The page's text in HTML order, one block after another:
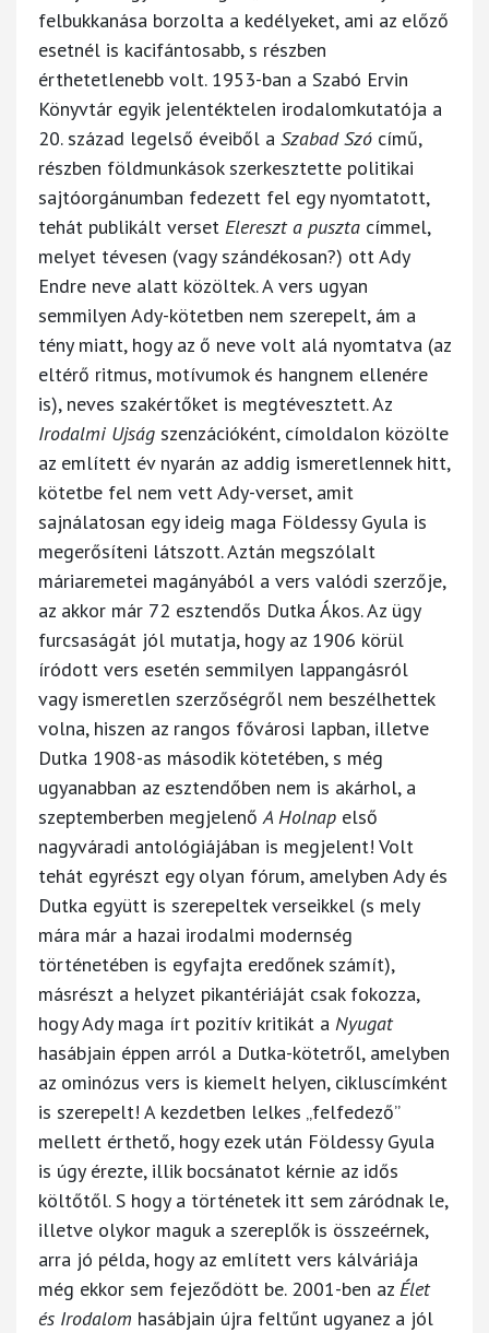
felbukkanása borzolta a kedélyeket, ami az előző
esetnél is kacifántosabb, s részben
érthetetlenebb volt. 1953-ban a Szabó Ervin
Könyvtár egyik jelentéktelen irodalomkutatója a
20. század legelső éveiből a Szabad Szó című,
részben földmunkások szerkesztette politikai
sajtóorgánumban fedezett fel egy nyomtatott,
tehát publikált verset Elereszt a puszta címmel,
melyet tévesen (vagy szándékosan?) ott Ady
Endre neve alatt közöltek. A vers ugyan
semmilyen Ady-kötetben nem szerepelt, ám a
tény miatt, hogy az ő neve volt alá nyomtatva (az
eltérő ritmus, motívumok és hangnem ellenére
is), neves szakértőket is megtévesztett. Az
Irodalmi Ujság szenzációként, címoldalon közölte
az említett év nyarán az addig ismeretlennek hitt,
kötetbe fel nem vett Ady-verset, amit
sajnálatosan egy ideig maga Földessy Gyula is
megerősíteni látszott. Aztán megszólalt
máriaremetei magányából a vers valódi szerzője,
az akkor már 72 esztendős Dutka Ákos. Az ügy
furcsaságát jól mutatja, hogy az 1906 körül
íródott vers esetén semmilyen lappangásról
vagy ismeretlen szerzőségről nem beszélhettek
volna, hiszen az rangos fővárosi lapban, illetve
Dutka 1908-as második kötetében, s még
ugyanabban az esztendőben nem is akárhol, a
szeptemberben megjelenőA Holnap első
nagyváradi antológiájában is megjelent! Volt
tehát egyrészt egy olyan fórum, amelyben Ady és
Dutka együtt is szerepeltek verseikkel (s mely
mára már a hazai irodalmi modernség
történetében is egyfajta eredőnek számít),
másrészt a helyzet pikantériáját csak fokozza,
hogy Ady maga írt pozitív kritikát a Nyugat
hasábjain éppen arról a Dutka-kötetről, amelyben
az ominózus vers is kiemelt helyen, cikluscímként
is szerepelt! A kezdetben lelkes „felfedező”
mellett érthető, hogy ezek után Földessy Gyula
is úgy érezte, illik bocsánatot kérnie az idős
költőtől. S hogy a történetek itt sem záródnak le,
illetve olykor maguk a szereplők is összeérnek,
arra jó példa, hogy az említett vers kálváriája
még ekkor sem fejeződött be. 2001-ben az Élet
és Irodalom hasábjain újra feltűnt ugyanez a jól